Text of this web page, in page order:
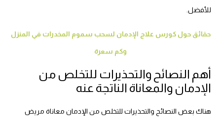
للأفضل.
حقائق حول كورس علاج الإدمان لسحب سموم المخدرات في المنزل
وكم سعرة
أهم النصائح والتحذيرات للتخلص من
الإدمان والمعاناة الناتجة عنه
هناك بعض النصائح والتحذيرات للتخلص من الإدمان معاناة مريض